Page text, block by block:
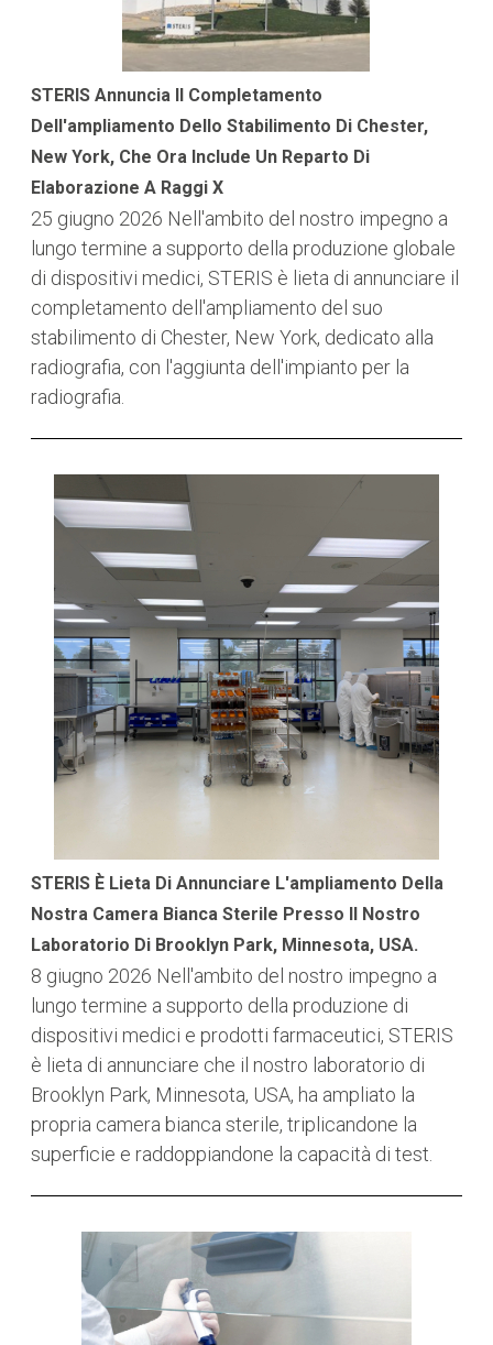
STERIS Annuncia Il Completamento
Dell'ampliamento Dello Stabilimento Di Chester,
New York, Che Ora Include Un Reparto Di
Elaborazione A Raggi X
25 giugno 2026 Nell'ambito del nostro impegno a
lungo termine a supporto della produzione globale
di dispositivi medici, STERIS è lieta di annunciare il
completamento dell'ampliamento del suo
stabilimento di Chester, New York, dedicato alla
radiografia, con l'aggiunta dell'impianto per la
radiografia.
STERIS È Lieta Di Annunciare L'ampliamento Della
Nostra Camera Bianca Sterile Presso Il Nostro
Laboratorio Di Brooklyn Park, Minnesota, USA.
8 giugno 2026 Nell'ambito del nostro impegno a
lungo termine a supporto della produzione di
dispositivi medici e prodotti farmaceutici, STERIS
è lieta di annunciare che il nostro laboratorio di
Brooklyn Park, Minnesota, USA, ha ampliato la
propria camera bianca sterile, triplicandone la
superficie e raddoppiandone la capacità di test.